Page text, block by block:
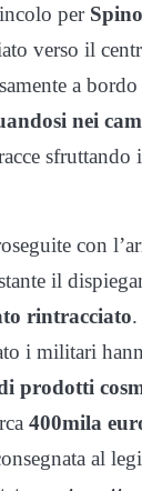
per
verso il
a bordo
nei
sfruttando
con
il
rintracciato
i militari
prodotti
400mila
al